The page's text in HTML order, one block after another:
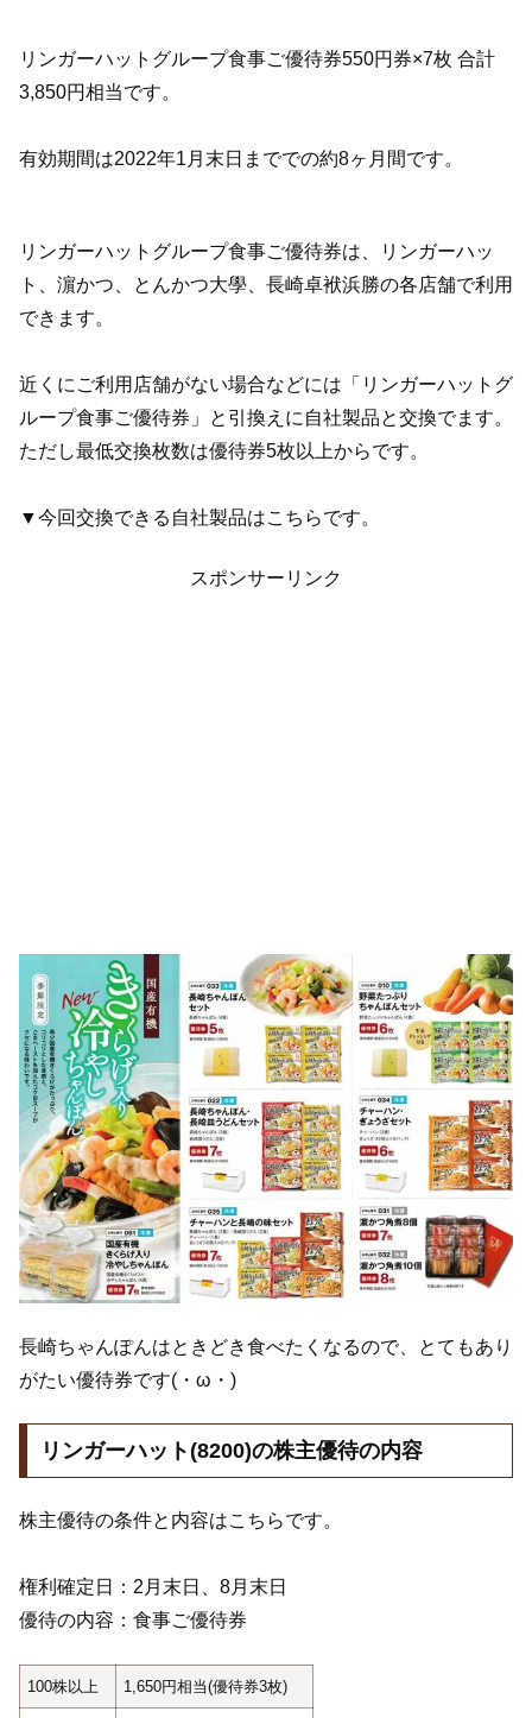
リンガーハットグループ食事ご優待券550円券×7枚 合計
3,850円相当です。
有効期間は2022年1月末日まででの約8ヶ月間です。
リンガーハットグループ食事ご優待券は、リンガーハッ
ト、濵かつ、とんかつ大學、長崎卓袱浜勝の各店舗で利用
できます。
近くにご利用店舗がない場合などには「リンガーハットグ
ループ食事ご優待券」と引換えに自社製品と交換でます。
ただし最低交換枚数は優待券5枚以上からです。
▼今回交換できる自社製品はこちらです。
スポンサーリンク
長崎ちゃんぽんはときどき食べたくなるので、とてもあり
がたい優待券です(・ω・)
リンガーハット(8200)の株主優待の内容
株主優待の条件と内容はこちらです。
権利確定日：2月末日、8月末日
優待の内容：食事ご優待券
100株以上 1,650円相当(優待券3枚)